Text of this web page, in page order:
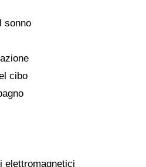
sonno
cibo
elettromagnetici